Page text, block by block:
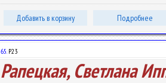
Добавить в корзину Подробнее
65.Р23
Рапецкая, Светлана